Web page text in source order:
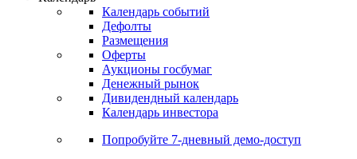
Календарь событий
Дефолты
Размещения
Оферты
Аукционы госбумаг
Денежный рынок
Дивидендный календарь
Календарь инвестора
Попробуйте 7-дневный демо-доступ